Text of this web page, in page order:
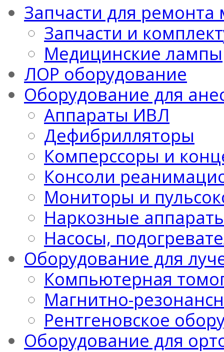
Запчасти для
Запчасти и
Медицинские лампы
ЛОР оборудование
Оборудование для
Аппараты ИВЛ
Дефибрилляторы
Комперссоры и
Консоли
Мониторы и
Наркозные
Насосы,
Оборудование для
Компьютерная
Магнитно-
Рентгеновское
Оборудование для